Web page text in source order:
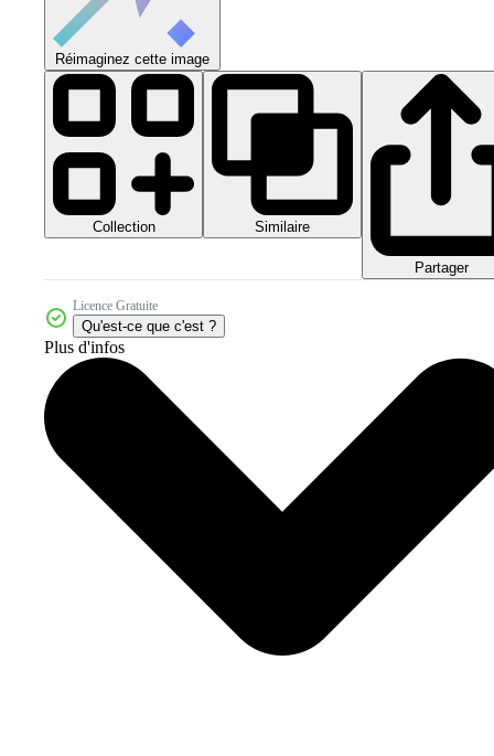
Réimaginez cette image
Collection Similaire
Partager
Licence Gratuite
Qu'est-ce que c'est ?
Plus d'infos